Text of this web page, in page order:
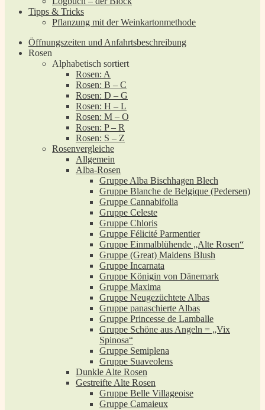
Tipps & Tricks
Pflanzung mit der Weinkartonmethode
Öffnungszeiten und Anfahrtsbeschreibung
Rosen
Alphabetisch sortiert
Rosen: A
Rosen: B – C
Rosen: D – G
Rosen: H – L
Rosen: M – O
Rosen: P – R
Rosen: S – Z
Rosenvergleiche
Allgemein
Alba-Rosen
Gruppe Alba Bischhagen Blech
Gruppe Blanche de Belgique (Pedersen)
Gruppe Cannabifolia
Gruppe Celeste
Gruppe Chloris
Gruppe Félicité Parmentier
Gruppe Einmalblühende „Alte Rosen“
Gruppe (Great) Maidens Blush
Gruppe Incarnata
Gruppe Königin von Dänemark
Gruppe Maxima
Gruppe Neugezüchtete Albas
Gruppe panaschierte Albas
Gruppe Princesse de Lamballe
Gruppe Schöne aus Angeln = „Vix
Spinosa“
Gruppe Semiplena
Gruppe Suaveolens
Dunkle Alte Rosen
Gestreifte Alte Rosen
Gruppe Belle Villageoise
Gruppe Camaieux